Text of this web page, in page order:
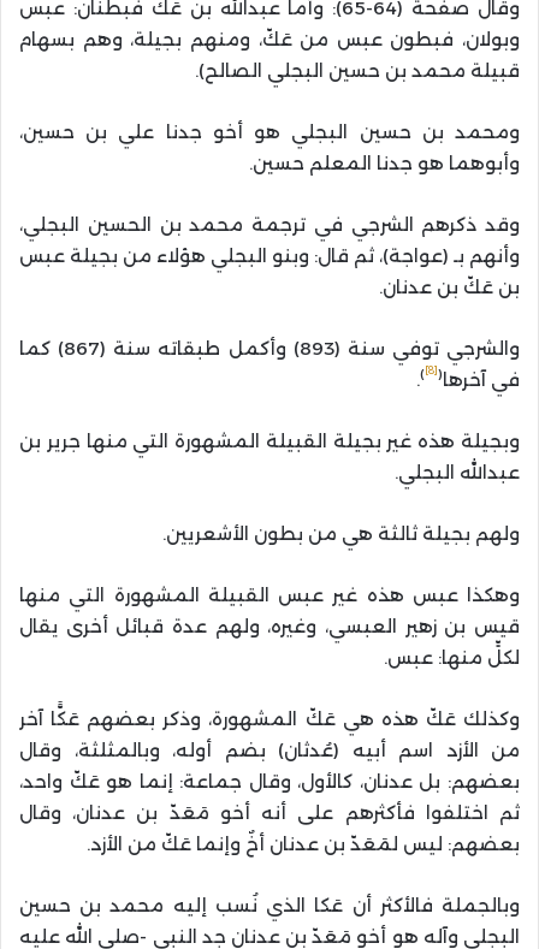
وقال صفحة (64-65): وأما عبدالله بن عَكّ فبطنان: عبس
وبولان، فبطون عبس من عَكّ، ومنهم بجيلة، وهم بسهام
قبيلة محمد بن حسين البجلي الصالح).
ومحمد بن حسين البجلي هو أخو جدنا علي بن حسين،
وأبوهما هو جدنا المعلم حسين.
وقد ذكرهم الشرجي في ترجمة محمد بن الحسين البجلي،
وأنهم بـ (عواجة)، ثم قال: وبنو البجلي هؤلاء من بجيلة عبس
بن عَكّ بن عدنان.
والشرجي توفي سنة (893) وأكمل طبقاته سنة (867) كما
في آخرها(
[8]
)
.
وبجيلة هذه غير بجيلة القبيلة المشهورة التي منها جرير بن
عبدالله البجلي.
ولهم بجيلة ثالثة هي من بطون الأشعريين.
وهكذا عبس هذه غير عبس القبيلة المشهورة التي منها
قيس بن زهير العبسي، وغيره، ولهم عدة قبائل أخرى يقال
لكلٍّ منها: عبس.
وكذلك عَكّ هذه هي عَكّ المشهورة، وذكر بعضهم عَكًّا آخر
من الأزد اسم أبيه (عُدثان) بضم أوله، وبالمثلثة، وقال
بعضهم: بل عدنان، كالأول، وقال جماعة: إنما هو عَكّ واحد،
ثم اختلفوا فأكثرهم على أنه أخو مَعَدّ بن عدنان، وقال
بعضهم: ليس لمَعَدّ بن عدنان أخٌ وإنما عَكّ من الأزد.
وبالجملة فالأكثر أن عَكا الذي نُسب إليه محمد بن حسين
البجلي وآله هو أخو مَعَدّ بن عدنان جد النبي -صلى الله عليه